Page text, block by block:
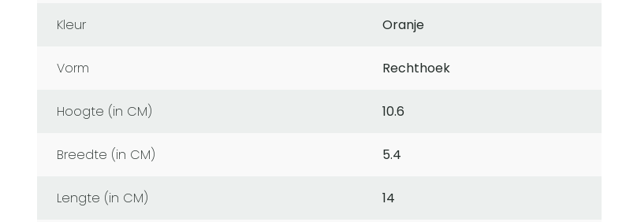
Kleur Oranje
Vorm Rechthoek
Hoogte (in CM) 10.6
Breedte (in CM) 5.4
Lengte (in CM) 14